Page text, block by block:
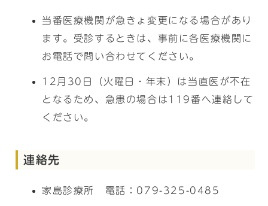
当番医療機関が急きょ変更になる場合があり
ます。受診するときは、事前に各医療機関に
お電話で問い合わせてください。
12月30日（火曜日・年末）は当直医が不在
となるため、急患の場合は119番へ連絡して
ください。
連絡先
家島診療所 電話：079-325-0485